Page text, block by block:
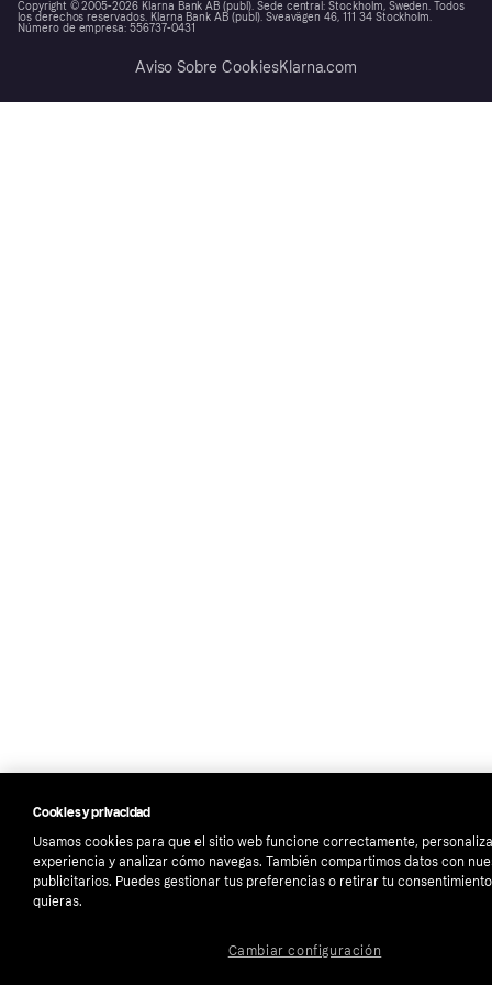
Copyright © 2005-2026 Klarna Bank AB (publ). Sede central: Stockholm, Sweden. Todos
los derechos reservados. Klarna Bank AB (publ). Sveavägen 46, 111 34 Stockholm.
Número de empresa: 556737-0431
Aviso Sobre CookiesKlarna.com
Cookies y privacidad
Usamos cookies para que el sitio web funcione correctamente,
experiencia y analizar cómo navegas. También compartimos datos con
publicitarios. Puedes gestionar tus preferencias o retirar tu
quieras.
Cambiar configuración